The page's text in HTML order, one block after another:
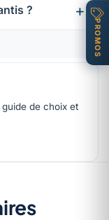
?
de choix et
PROMOS